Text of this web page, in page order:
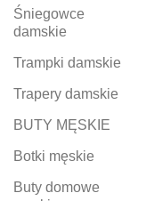
Śniegowce
damskie
Trampki damskie
Trapery damskie
BUTY MĘSKIE
Botki męskie
Buty domowe